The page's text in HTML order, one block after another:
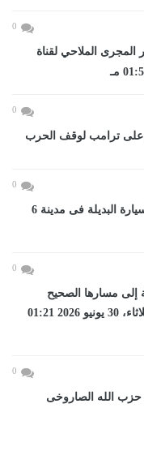
0
الملاحي لقناة
0
على ترامب لوقف الحرب
0
بدء تلقى طلبات إحلال التوكتوك بالسيارة البديلة فى مدينة 6
0
الدولة إلى مسارها الصحيح
ورسخت دعائم الاستقرار...اليوم الثلاثاء، 30 يونيو 2026 01:21
0